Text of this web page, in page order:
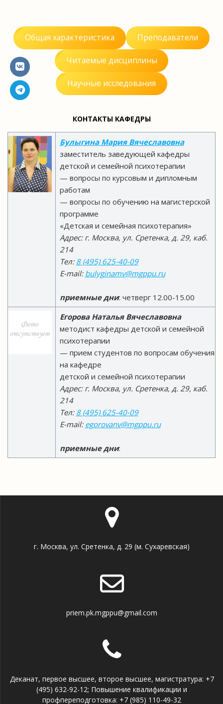
Общая характеристика Преподаватели
Читаемые дисциплины
Научные исследования
КОНТАКТЫ КАФЕДРЫ
Булыгина Мария Вячеславовна
заместитель заведующей кафедры
детской и семейной психотерапии
— вопросы по курсовым и дипломным
работам
— вопросы по обучению на магистерской
программе
«Детская и семейная психотерапия»
Адрес: г. Москва, ул. Сретенка, д. 29, каб.
214
Тел: 8 (495) 625-40-09
E-mail: bulyginamv@mgppu.ru
приемные дни: четверг 12.00-15.00
Егорова Наталья Вячеславовна
методист кафедры детской и семейной
психотерапии
— прием студентов по вопросам обучения
на кафедре
детской и семейной психотерапии
Адрес: г. Москва, ул. Сретенка, д. 29, каб.
214
Тел: 8 (495) 625-40-09
E-mail: egorovanv@mgppu.ru
приемные дни:
г. Москва, ул. Сретенка, д. 29 (м. Сухаревская)
priem.pk.mgppu@gmail.com
Деканат, первое высшее, второе высшее, магистратура: +7
(495) 632-92-12; Повышение квалификации и
профпереподготовка: +7 (985) 110-49-32